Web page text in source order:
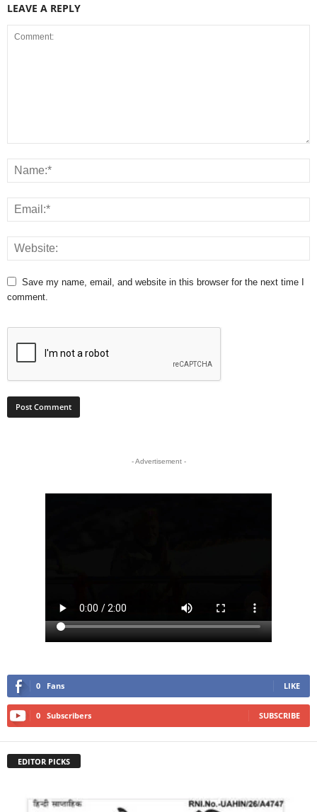
LEAVE A REPLY
Save my name, email, and website in this browser for the next time I
comment.
- Advertisement -
0 Fans LIKE
0 Subscribers SUBSCRIBE
EDITOR PICKS